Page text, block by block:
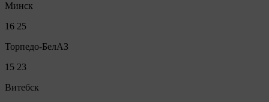
Минск
16 25
Торпедо-БелАЗ
15 23
Витебск